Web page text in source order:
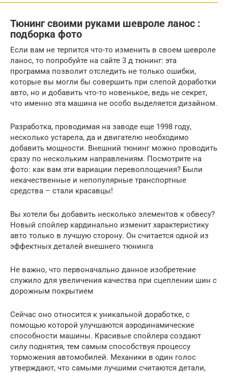
Тюнинг своими руками шевроле ланос :
подборка фото
Если вам не терпится что-то изменить в своем шевроле
ланос, то попробуйте на сайте 3 д тюнинг: эта
программа позволит отследить не только ошибки,
которые вы могли бы совершить при слепой доработки
авто, но и добавить что-то новенькое, ведь не секрет,
что именно эта машина не особо выделяется дизайном.
Разработка, проводимая на заводе еще 1998 году,
несколько устарела, да и двигателю необходимо
добавить мощности. Внешний тюнинг можно проводить
сразу по нескольким направлениям. Посмотрите на
фото: как вам эти вариации перевоплощения? Были
некачественные и непопулярные транспортные
средства – стали красавцы!
Вы хотели бы добавить несколько элементов к обвесу?
Новый спойлер кардинально изменит характеристику
авто только в лучшую сторону. Он считается одной из
эффектных деталей внешнего тюнинга
Не важно, что первоначально данное изобретение
служило для увеличения качества при сцеплении шин с
дорожным покрытием
Сейчас оно относится к уникальной доработке, с
помощью которой улучшаются аэродинамические
способности машины. Красивые спойлера создают
силу поднятия, тем самым способствуя процессу
торможения автомобилей. Механики в один голос
утверждают, что самыми лучшими считаются детали,